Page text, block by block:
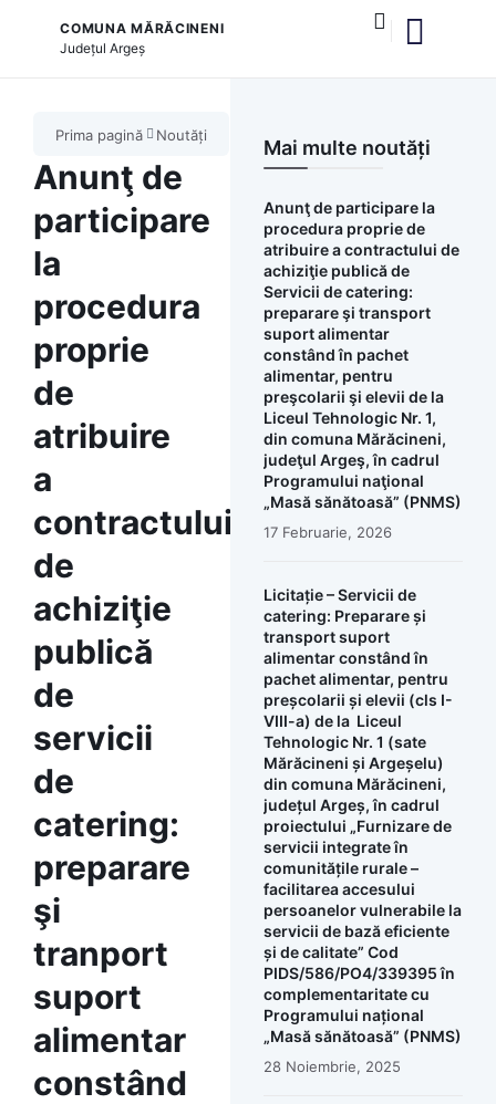
COMUNA MĂRĂCINENI
JudețulArgeș
Prima pagină Noutăți
Anunţ de
participare
la
procedura
proprie
de
atribuire
a
contractului
de
achiziţie
publică
de
servicii
de
catering:
preparare
şi
tranport
suport
alimentar
constând
Mai multe noutăți
Anunţ de participare la
procedura proprie de
atribuire a contractului de
achiziţie publică de
Servicii de catering:
preparare şi transport
suport alimentar
constând în pachet
alimentar, pentru
preşcolarii şi elevii de la
Liceul Tehnologic Nr. 1,
din comuna Mărăcineni,
judeţul Argeş, în cadrul
Programului naţional
„Masă sănătoasă” (PNMS)
17 Februarie, 2026
Licitație – Servicii de
catering: Preparare și
transport suport
alimentar constând în
pachet alimentar, pentru
preșcolarii și elevii (cls I-
VIII-a) de la Liceul
Tehnologic Nr. 1 (sate
Mărăcineni și Argeșelu)
din comuna Mărăcineni,
județul Argeș, în cadrul
proiectului „Furnizare de
servicii integrate în
comunitățile rurale –
facilitarea accesului
persoanelor vulnerabile la
servicii de bază eficiente
și de calitate” Cod
PIDS/586/PO4/339395 în
complementaritate cu
Programului național
„Masă sănătoasă” (PNMS)
28 Noiembrie, 2025